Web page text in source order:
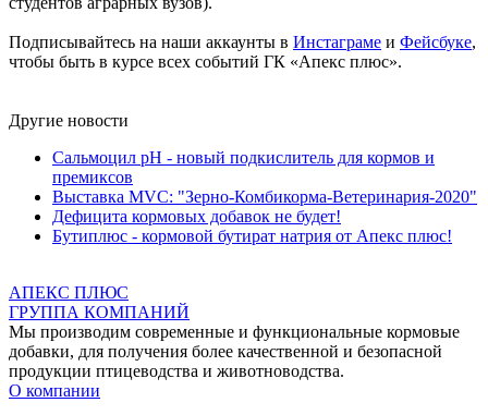
Подписывайтесь на наши аккаунты в Инстаграме и Фейсбуке,
чтобы быть в курсе всех событий ГК «Апекс плюс».
Другие новости
Сальмоцил pH - новый подкислитель для кормов и
премиксов
Выставка MVC: "Зерно-Комбикорма-Ветеринария-2020"
Дефицита кормовых добавок не будет!
Бутиплюс - кормовой бутират натрия от Апекс плюс!
АПЕКС ПЛЮС
ГРУППА КОМПАНИЙ
Мы производим современные и функциональные кормовые
добавки, для получения более качественной и безопасной
продукции птицеводства и животноводства.
О компании